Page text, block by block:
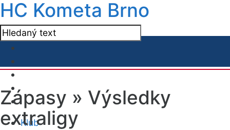
HC Kometa Brno
Klub
Zápasy » Výsledky
extraligy